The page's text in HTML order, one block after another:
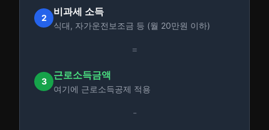
2 비과세 소득
식대, 자가운전보조금 등 (월 20만원 이하)
=
3 근로소득금액
여기에 근로소득공제 적용
-